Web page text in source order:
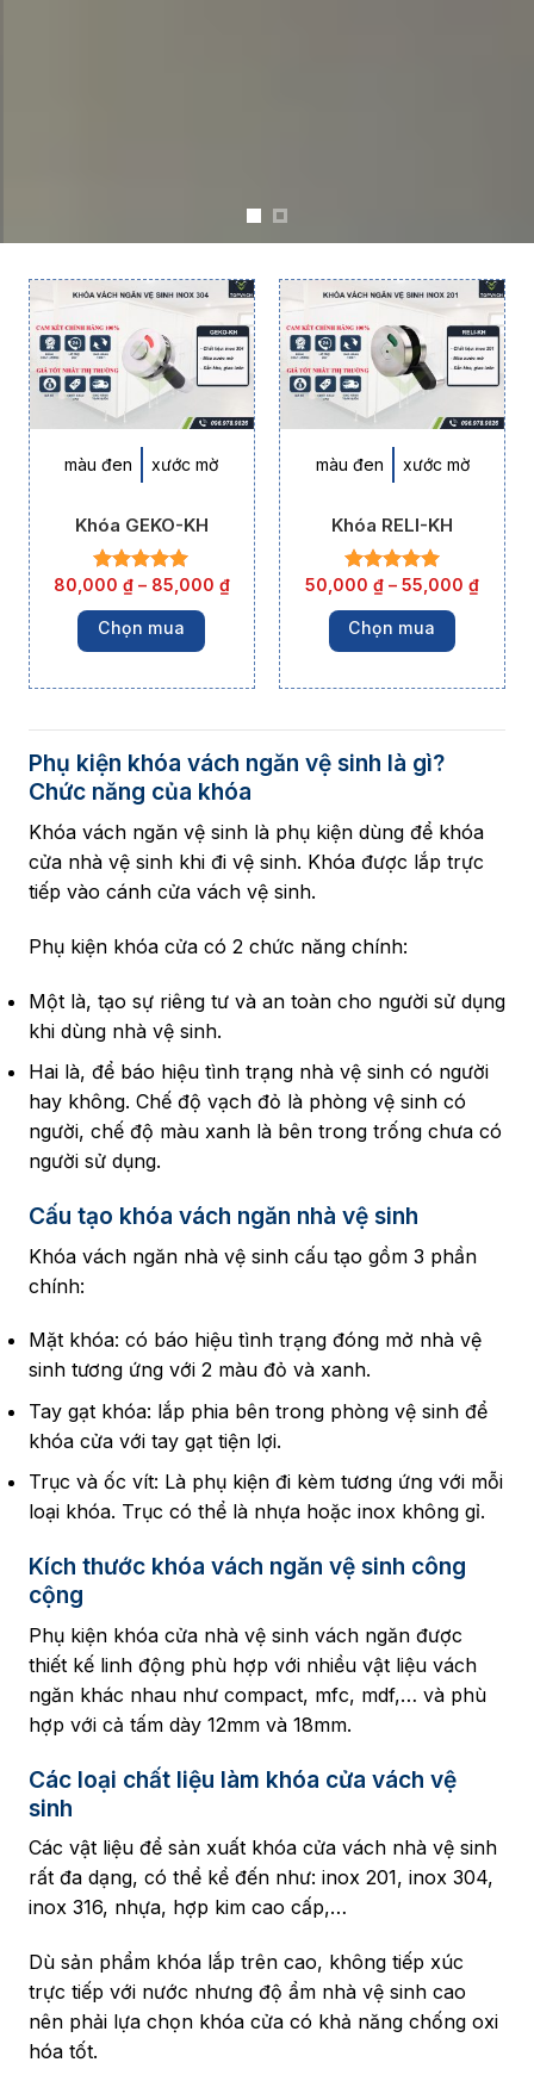
màu đen xước mờ
Khóa GEKO-KH
80,000 ₫– 85,000 ₫
Chọn mua
màu đen xước mờ
Khóa RELI-KH
50,000 ₫ – 55,000 ₫
Chọn mua
Phụ kiện khóa vách ngăn vệ sinh là gì?
Chức năng của khóa
Khóa vách ngăn vệ sinh là phụ kiện dùng để khóa
cửa nhà vệ sinh khi đi vệ sinh. Khóa được lắp trực
tiếp vào cánh cửa vách vệ sinh.
Phụ kiện khóa cửa có 2 chức năng chính:
Một là, tạo sự riêng tư và an toàn cho người sử dụng
khi dùng nhà vệ sinh.
Hai là, để báo hiệu tình trạng nhà vệ sinh có người
hay không. Chế độ vạch đỏ là phòng vệ sinh có
người, chế độ màu xanh là bên trong trống chưa có
người sử dụng.
Cấu tạo khóa vách ngăn nhà vệ sinh
Khóa vách ngăn nhà vệ sinh cấu tạo gồm 3 phần
chính:
Mặt khóa: có báo hiệu tình trạng đóng mở nhà vệ
sinh tương ứng với 2 màu đỏ và xanh.
Tay gạt khóa: lắp phia bên trong phòng vệ sinh để
khóa cửa với tay gạt tiện lợi.
Trục và ốc vít: Là phụ kiện đi kèm tương ứng với mỗi
loại khóa. Trục có thể là nhựa hoặc inox không gỉ.
Kích thước khóa vách ngăn vệ sinh công
cộng
Phụ kiện khóa cửa nhà vệ sinh vách ngăn được
thiết kế linh động phù hợp với nhiều vật liệu vách
ngăn khác nhau như compact, mfc, mdf,… và phù
hợp với cả tấm dày 12mm và 18mm.
Các loại chất liệu làm khóa cửa vách vệ
sinh
Các vật liệu để sản xuất khóa cửa vách nhà vệ sinh
rất đa dạng, có thể kể đến như: inox 201, inox 304,
inox 316, nhựa, hợp kim cao cấp,…
Dù sản phẩm khóa lắp trên cao, không tiếp xúc
trực tiếp với nước nhưng độ ẩm nhà vệ sinh cao
nên phải lựa chọn khóa cửa có khả năng chống oxi
hóa tốt.